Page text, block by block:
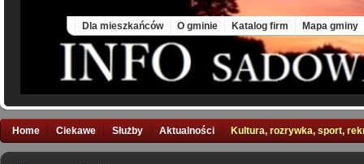
Dla mieszkańców O gminie Katalog firm Mapa gminy
Home Ciekawe Służby Aktualności Kultura, rozrywka, sport,